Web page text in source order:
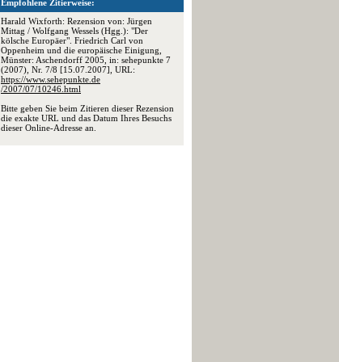
Empfohlene Zitierweise:
Harald Wixforth: Rezension von: Jürgen
Mittag / Wolfgang Wessels (Hgg.): "Der
kölsche Europäer". Friedrich Carl von
Oppenheim und die europäische Einigung,
Münster: Aschendorff 2005, in: sehepunkte 7
(2007), Nr. 7/8 [15.07.2007], URL:
https://www.sehepunkte.de
/2007/07/10246.html
Bitte geben Sie beim Zitieren dieser Rezension
die exakte URL und das Datum Ihres Besuchs
dieser Online-Adresse an.